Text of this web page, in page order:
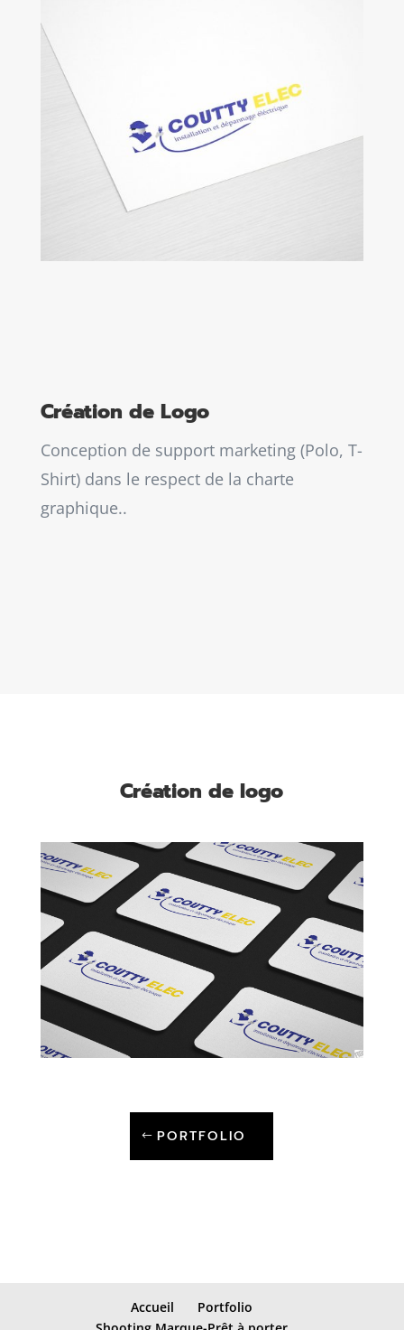
Création de Logo
Conception de support marketing (Polo, T-
Shirt) dans le respect de la charte
graphique..
Création de logo
PORTFOLIO
Accueil
Portfolio